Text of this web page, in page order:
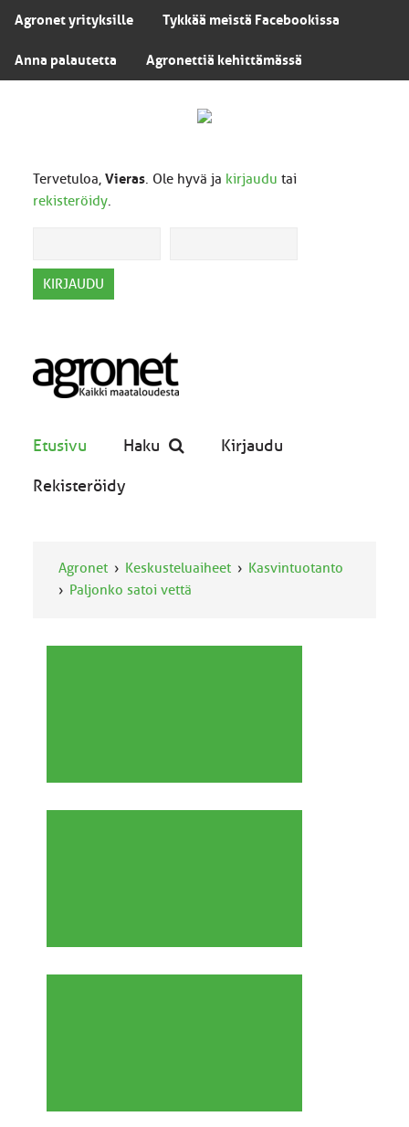
Agronet yrityksille Tykkää meistä Facebookissa
Anna palautetta Agronettiä kehittämässä
Tervetuloa, Vieras. Ole hyvä ja kirjaudu tai
rekisteröidy.
Etusivu Haku Kirjaudu
Rekisteröidy
Agronet Keskusteluaiheet
Kasvintuotanto
Paljonko satoi vettä